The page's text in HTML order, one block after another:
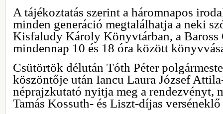
A tájékoztatás szerint a háromnapos
minden generáció megtalálhatja a neki
Kisfaludy Károly Könyvtárban, a Baross
mindennap 10 és 18 óra között
Csütörtök délután Tóth Péter
köszöntője után Iancu Laura József
néprajzkutató nyitja meg a rendezvényt,
Tamás Kossuth- és Liszt-díjas